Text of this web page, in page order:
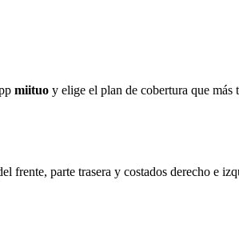
miituo y elige el plan de cobertura que más
frente, parte trasera y costados derecho e